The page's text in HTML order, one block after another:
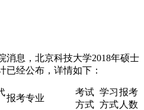
息，北京科技大学2018年硕士
已经公布，详情如下：
报考专业
考试
方式
学习
方式
报考
人数